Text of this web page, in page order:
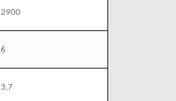
2900
6
3,7